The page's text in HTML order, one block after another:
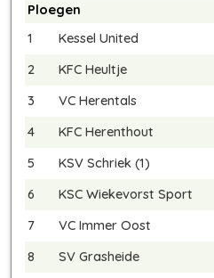
Ploegen
1
Kessel United
2
KFC Heultje
3
VC Herentals
4
KFC Herenthout
5
KSV Schriek (1)
6
KSC Wiekevorst Sport
7
VC Immer Oost
8
SV Grasheide